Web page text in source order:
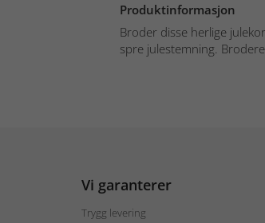
Produktinformasjon
Broder disse herlige
spre julestemning.
Vi garanterer
Trygg levering